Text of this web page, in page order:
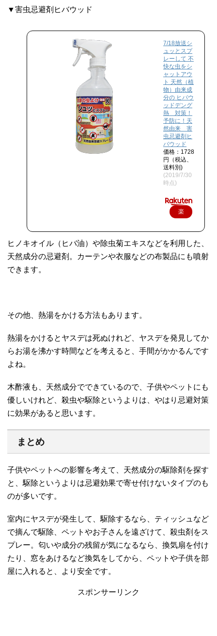
▼害虫忌避剤ヒバウッド
7/18放送シ
ュッとスプ
レーして 不
快な虫をシ
ャットアウ
ト 天然（植
物）由来成
分の ヒバウ
ッドデング
熱 対策！
予防に！天
然由来 害
虫忌避剤ヒ
バウッド
価格：1728
円（税込、
送料別)
(2019/7/30
時点)
楽
ヒノキオイル（ヒバ油）や除虫菊エキスなどを利用した、
天然成分の忌避剤。カーテンや衣服などの布製品にも噴射
できます。
その他、熱湯をかける方法もあります。
熱湯をかけるとヤスデは死ぬけれど、ヤスデを発見してか
らお湯を沸かす時間などを考えると、手間がかかるんです
よね。
木酢液も、天然成分でできているので、子供やペットにも
優しいけれど、殺虫や駆除というよりは、やはり忌避対策
に効果があると思います。
まとめ
子供やペットへの影響を考えて、天然成分の駆除剤を探す
と、駆除というよりは忌避効果で寄せ付けないタイプのも
のが多いです。
室内にヤスデが発生して、駆除するなら、ティッシュなど
で摘んで駆除、ペットやお子さんを遠ざけて、殺虫剤をス
プレー。匂いや成分の残留が気になるなら、換気扇を付け
たり、窓をあけるなど換気をしてから、ペットや子供を部
屋に入れると、より安全です。
スポンサーリンク